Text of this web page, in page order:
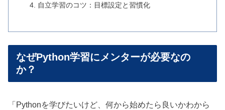
自立学習のコツ：目標設定と習慣化
なぜPython学習にメンターが必要なの
か？
「Pythonを学びたいけど、何から始めたら良いかわから